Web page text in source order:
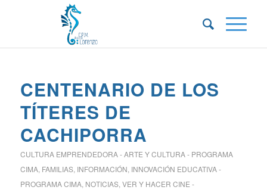
CENTENARIO DE LOS
TÍTERES DE
CACHIPORRA
CULTURA EMPRENDEDORA - ARTE Y CULTURA - PROGRAMA
CIMA, FAMILIAS, INFORMACIÓN, INNOVACIÓN EDUCATIVA -
PROGRAMA CIMA, NOTICIAS, VER Y HACER CINE -